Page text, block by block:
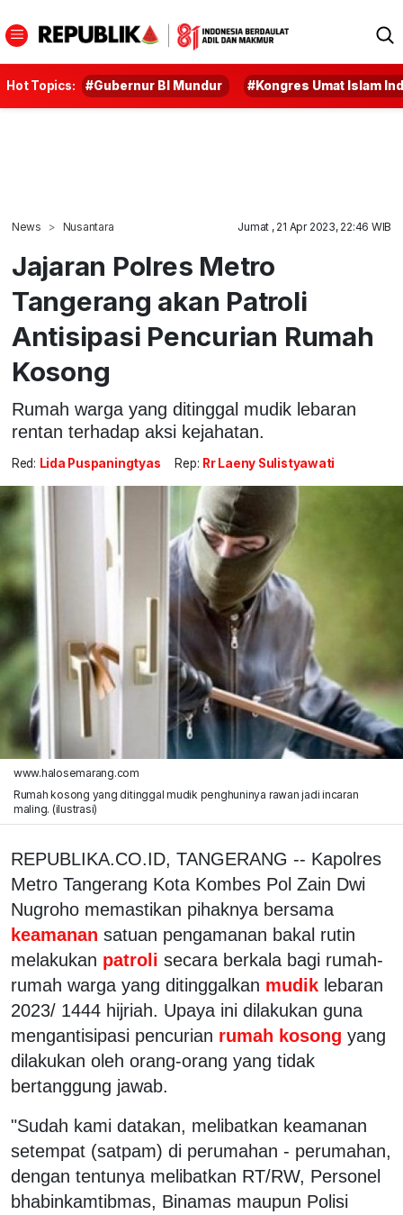
Hot Topics: #Gubernur BI Mundur #Kongres Umat Islam
News Nusantara Jumat , 21 Apr 2023, 22:46 WIB
Jajaran Polres Metro
Tangerang akan Patroli
Antisipasi Pencurian Rumah
Kosong
Rumah warga yang ditinggal mudik lebaran
rentan terhadap aksi kejahatan.
Red: Lida Puspaningtyas Rep: Rr Laeny Sulistyawati
www.halosemarang.com
Rumah kosong yang ditinggal mudik penghuninya rawan jadi incaran
maling. (ilustrasi)
REPUBLIKA.CO.ID, TANGERANG -- Kapolres
Metro Tangerang Kota Kombes Pol Zain Dwi
Nugroho memastikan pihaknya bersama
keamanan satuan pengamanan bakal rutin
melakukan patroli secara berkala bagi rumah-
rumah warga yang ditinggalkan mudik lebaran
2023/ 1444 hijriah. Upaya ini dilakukan guna
mengantisipasi pencurian rumah kosong yang
dilakukan oleh orang-orang yang tidak
bertanggung jawab.
"Sudah kami datakan, melibatkan keamanan
setempat (satpam) di perumahan - perumahan,
dengan tentunya melibatkan RT/RW, Personel
bhabinkamtibmas, Binamas maupun Polisi